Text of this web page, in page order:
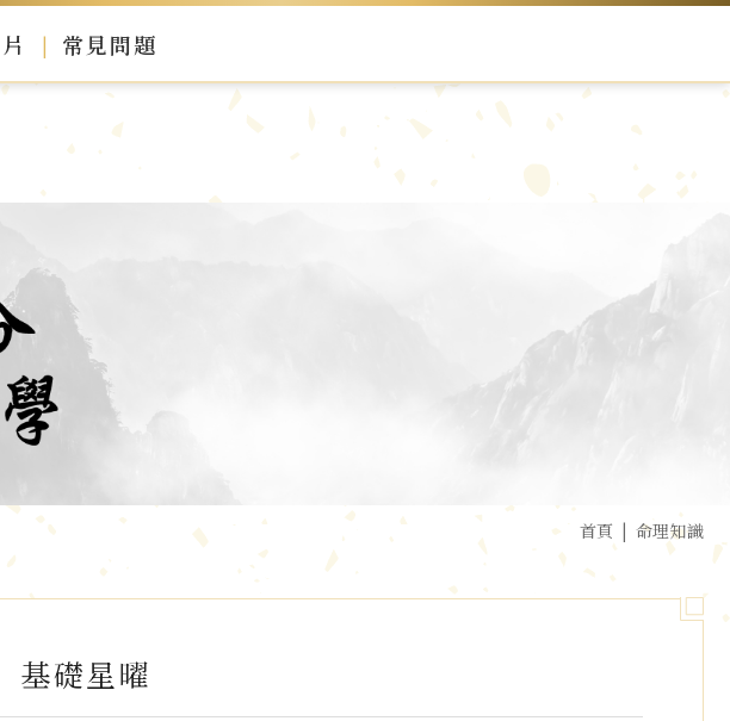
常見問題
首頁 命理知識
基礎星曜